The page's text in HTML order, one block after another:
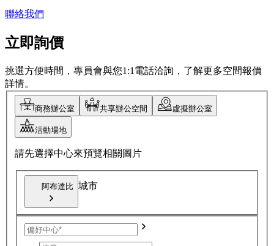
聯絡我們
立即詢價
挑選方便時間，專員會與您1:1電話洽詢，了解更多空間報價
詳情。
商務辦公室 共享辦公空間 虛擬辦公室
活動場地
請先選擇中心來預覽相關圖片
阿布達比 城市